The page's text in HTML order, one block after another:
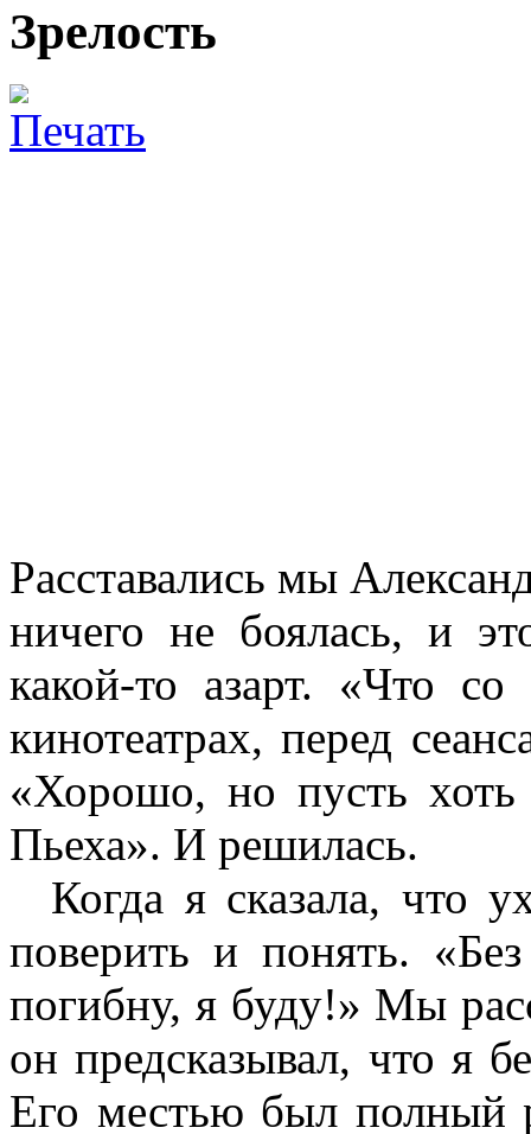
Зрелость
Расставались мы
ничего не боялась, и
какой-то азарт. «Что
кинотеатрах, перед
«Хорошо, но пусть хоть
Пьеха». И решилась.
Когда я сказала, что
поверить и понять.
погибну, я буду!» Мы
он предсказывал, что я
Его местью был полный